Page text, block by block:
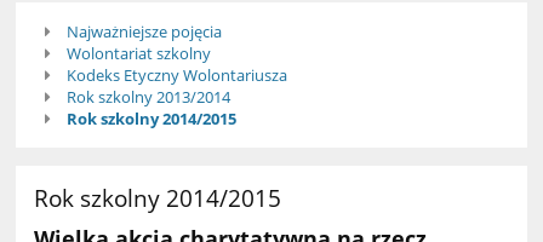
Wolontariat
Najważniejsze pojęcia
Wolontariat szkolny
Kodeks Etyczny Wolontariusza
Rok szkolny 2013/2014
Rok szkolny 2014/2015
Rok szkolny 2014/2015